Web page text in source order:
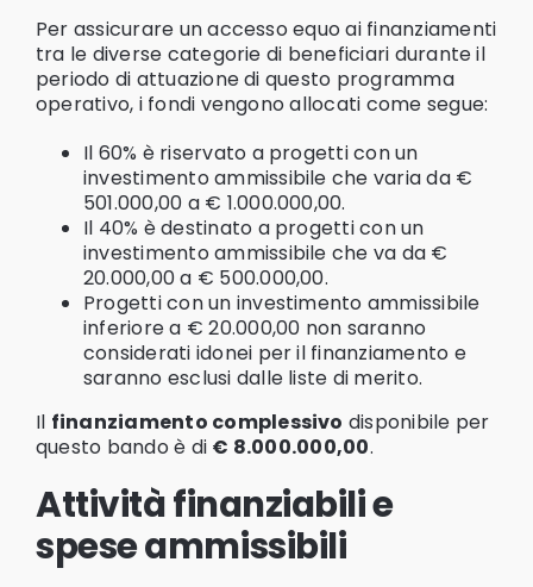
Per assicurare un accesso equo ai finanziamenti
tra le diverse categorie di beneficiari durante il
periodo di attuazione di questo programma
operativo, i fondi vengono allocati come segue:
Il 60% è riservato a progetti con un
investimento ammissibile che varia da €
501.000,00 a € 1.000.000,00.
Il 40% è destinato a progetti con un
investimento ammissibile che va da €
20.000,00 a € 500.000,00.
Progetti con un investimento ammissibile
inferiore a € 20.000,00 non saranno
considerati idonei per il finanziamento e
saranno esclusi dalle liste di merito.
Il finanziamento complessivo disponibile per
questo bando è di € 8.000.000,00.
Attività finanziabili e
spese ammissibili